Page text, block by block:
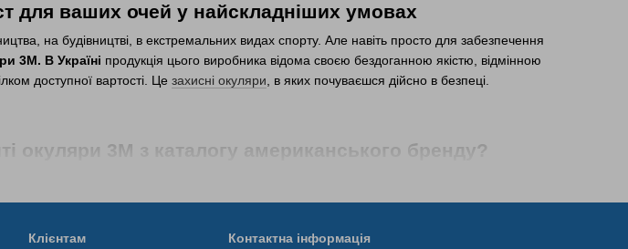
для ваших очей у найскладніших умовах
на будівництві, в екстремальних видах спорту. Але навіть просто для забезпечення
3М. В Україні продукція цього виробника відома своєю бездоганною якістю, відмінною
доступної вартості. Це захисні окуляри , в яких почуваєшся дійсно в безпеці.
окуляри 3M з каталогу американського бренду?
для наших покупців умовах.
Клієнтам Контактна інформація